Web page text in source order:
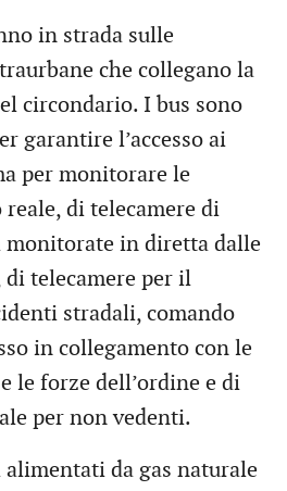
in strada sulle
che collegano la
circondario. I bus sono
garantire l’accesso ai
per monitorare le
di telecamere di
monitorate in diretta dalle
telecamere per il
stradali, comando
in collegamento con le
le forze dell’ordine e di
per non vedenti.
da gas naturale